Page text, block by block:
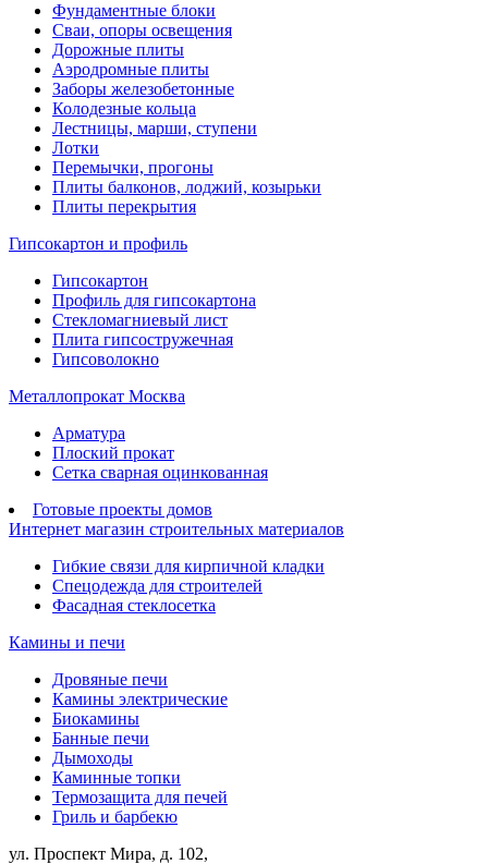
Фундаментные блоки
Сваи, опоры освещения
Дорожные плиты
Аэродромные плиты
Заборы железобетонные
Колодезные кольца
Лестницы, марши, ступени
Лотки
Перемычки, прогоны
Плиты балконов, лоджий, козырьки
Плиты перекрытия
Гипсокартон и профиль
Гипсокартон
Профиль для гипсокартона
Стекломагниевый лист
Плита гипсостружечная
Гипсоволокно
Металлопрокат Москва
Арматура
Плоский прокат
Сетка сварная оцинкованная
Готовые проекты домов
Интернет магазин строительных материалов
Гибкие связи для кирпичной кладки
Спецодежда для строителей
Фасадная стеклосетка
Камины и печи
Дровяные печи
Камины электрические
Биокамины
Банные печи
Дымоходы
Каминные топки
Термозащита для печей
Гриль и барбекю
ул. Проспект Мира, д. 102,